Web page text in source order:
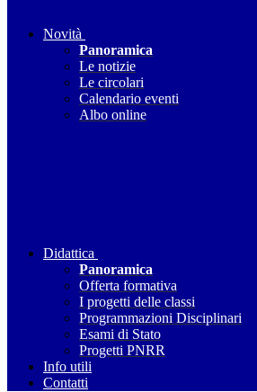
Novità
Panoramica
Le notizie
Le circolari
Calendario eventi
Albo online
Didattica
Panoramica
Offerta formativa
I progetti delle classi
Programmazioni Disciplinari
Esami di Stato
Progetti PNRR
Info utili
Contatti